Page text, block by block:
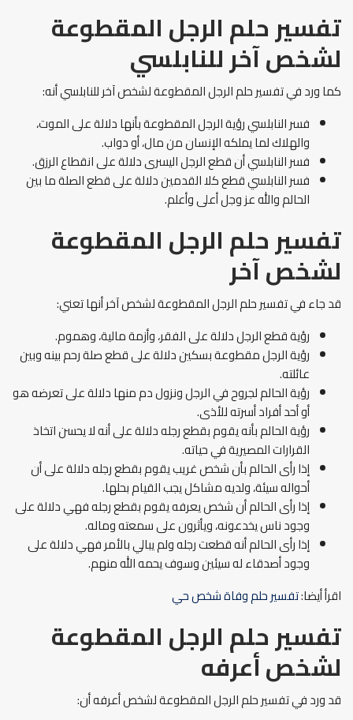
تفسير حلم الرجل المقطوعة
لشخص آخر للنابلسي
كما ورد في تفسير حلم الرجل المقطوعة لشخص آخر للنابلسي أنه:
فسر النابلسي رؤية الرجل المقطوعة بأنها دلالة على الموت،
والهلاك لما يملكه الإنسان من مال، أو دواب.
فسر النابلسي أن قطع الرجل اليسرى دلالة على انقطاع الرزق.
فسر النابلسي قطع كلا القدمين دلالة على قطع الصلة ما بين
الحالم والله عز وجل أعلى وأعلم.
تفسير حلم الرجل المقطوعة
لشخص آخر
قد جاء في تفسير حلم الرجل المقطوعة لشخص آخر أنها تعني:
رؤية قطع الرجل دلالة على الفقر، وأزمة مالية، وهموم.
رؤية الرجل مقطوعة بسكين دلالة على قطع صلة رحم بينه وبين
عائلته.
رؤية الحالم لجروح في الرجل ونزول دم منها دلالة على تعرضه هو
أو أحد أفراد أسرته للأذى.
رؤية الحالم بأنه يقوم بقطع رجله دلالة على أنه لا يحسن اتخاذ
القرارات المصيرية في حياته.
إذا رأى الحالم بأن شخص غريب يقوم بقطع رجله دلالة على أن
أحواله سيئة، ولديه مشاكل يجب القيام بحلها.
إذا رأى الحالم أن شخص يعرفه يقوم بقطع رجله فهي دلالة على
وجود ناس يخدعونه، ويأثرون على سمعته وماله.
إذا رأى الحالم أنه قطعت رجله ولم يبالي بالأمر فهي دلالة على
وجود أصدقاء له سيئين وسوف يحمه الله منهم.
اقرأ أيضا:تفسير حلم وفاة شخص حي
تفسير حلم الرجل المقطوعة
لشخص أعرفه
قد ورد في تفسير حلم الرجل المقطوعة لشخص أعرفه أن: